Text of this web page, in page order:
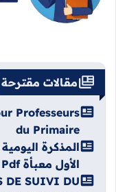
مقالات مقترحة
Professeurs
du Primaire
المذكرة
الأول معبأة Pdf
DE SUIVI DU